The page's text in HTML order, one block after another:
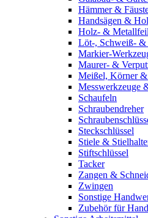
Hämmer &
Handsägen &
Holz- &
Löt-, Schweiß- &
Markier-
Maurer- &
Meißel, Körner
Messwerkzeuge
Schaufeln
Schraubendreher
Steckschlüssel
Stiele &
Stiftschlüssel
Tacker
Zangen &
Zwingen
Sonstige
Zubehör für